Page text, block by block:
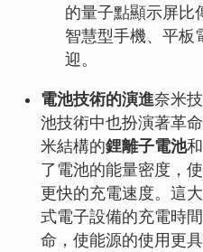
的量子點顯示屏比
智慧型手機、平板
迎。
電池技術的演進奈米
池技術中也扮演著革
米結構的鋰離子電池
了電池的能量密度，
更快的充電速度。這
式電子設備的充電時
命，使能源的使用更具